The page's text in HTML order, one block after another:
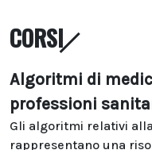
CORSI
Algoritmi di
professioni
Gli algoritmi relativi
rappresentano una